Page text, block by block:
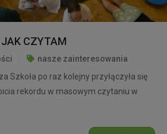
CZYTAM
nasze zainteresowania
Szkoła po raz kolejny przyłączyła się
rekordu w masowym czytaniu w